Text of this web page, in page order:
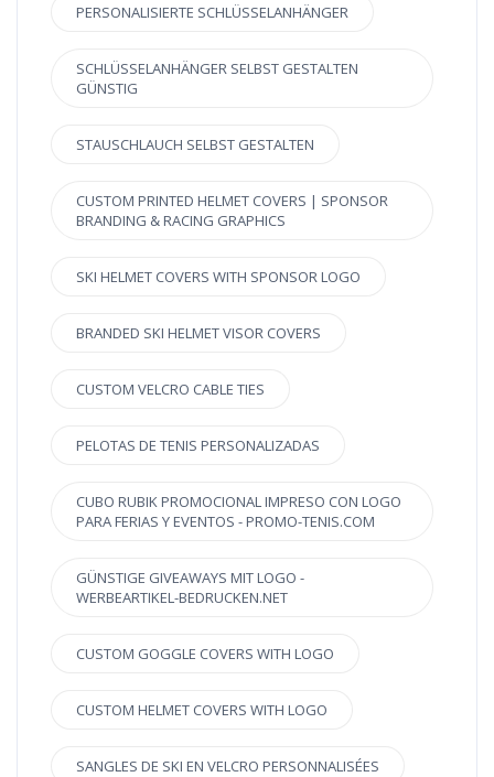
PERSONALISIERTE SCHLÜSSELANHÄNGER
SCHLÜSSELANHÄNGER SELBST GESTALTEN
GÜNSTIG
STAUSCHLAUCH SELBST GESTALTEN
CUSTOM PRINTED HELMET COVERS | SPONSOR
BRANDING & RACING GRAPHICS
SKI HELMET COVERS WITH SPONSOR LOGO
BRANDED SKI HELMET VISOR COVERS
CUSTOM VELCRO CABLE TIES
PELOTAS DE TENIS PERSONALIZADAS
CUBO RUBIK PROMOCIONAL IMPRESO CON LOGO
PARA FERIAS Y EVENTOS - PROMO-TENIS.COM
GÜNSTIGE GIVEAWAYS MIT LOGO -
WERBEARTIKEL-BEDRUCKEN.NET
CUSTOM GOGGLE COVERS WITH LOGO
CUSTOM HELMET COVERS WITH LOGO
SANGLES DE SKI EN VELCRO PERSONNALISÉES